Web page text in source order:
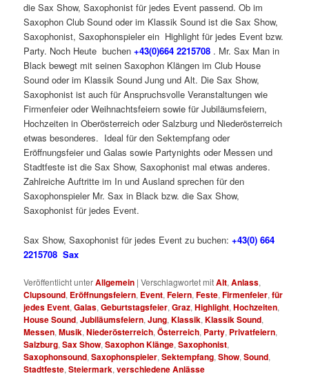
die Sax Show, Saxophonist für jedes Event passend. Ob im
Saxophon Club Sound oder im Klassik Sound ist die Sax Show,
Saxophonist, Saxophonspieler ein Highlight für jedes Event bzw.
Party. Noch Heute buchen+43(0)664 2215708 . Mr. Sax Man in
Black bewegt mit seinen Saxophon Klängen im Club House
Sound oder im Klassik Sound Jung und Alt. Die Sax Show,
Saxophonist ist auch für Anspruchsvolle Veranstaltungen wie
Firmenfeier oder Weihnachtsfeiern sowie für Jubiläumsfeiern,
Hochzeiten in Oberösterreich oder Salzburg und Niederösterreich
etwas besonderes. Ideal für den Sektempfang oder
Eröffnungsfeier und Galas sowie Partynights oder Messen und
Stadtfeste ist die Sax Show, Saxophonist mal etwas anderes.
Zahlreiche Auftritte im In und Ausland sprechen für den
Saxophonspieler Mr. Sax in Black bzw. die Sax Show,
Saxophonist für jedes Event.
Sax Show, Saxophonist für jedes Event zu buchen: +43(0) 664
2215708 Sax
Veröffentlicht unterAllgemein |Verschlagwortet mitAlt,Anlass,
Clupsound, Eröffnungsfeiern, Event,Feiern,Feste,Firmenfeier,für
jedes Event,Galas,Geburtstagsfeier,Graz,Highlight,Hochzeiten,
House Sound,Jubiläumsfeiern,Jung,Klassik,Klassik Sound,
Messen,Musik,Niederösterreich,Österreich, Party, Privatfeiern,
Salzburg,Sax Show,Saxophon Klänge,Saxophonist,
Saxophonsound,Saxophonspieler,Sektempfang,Show,Sound,
Stadtfeste,Steiermark,verschiedene Anlässe